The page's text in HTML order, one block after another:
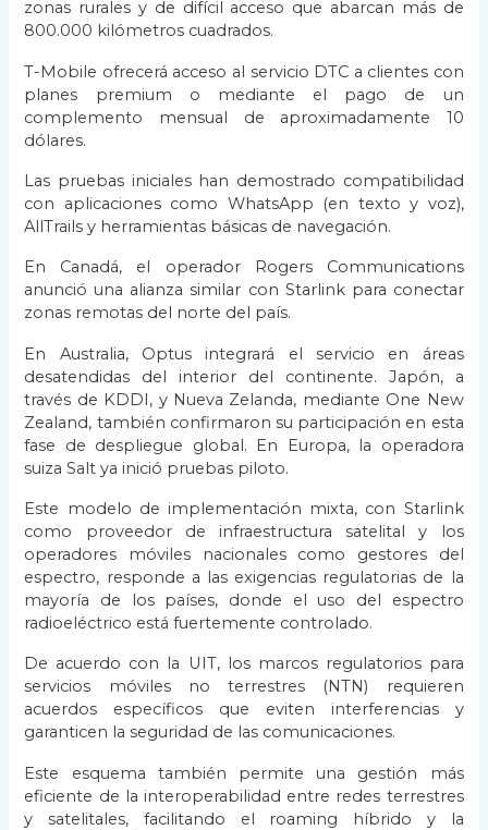
zonas rurales y de difícil acceso que abarcan más de
800.000 kilómetros cuadrados.
T-Mobile ofrecerá acceso al servicio DTC a clientes con
planes premium o mediante el pago de un
complemento mensual de aproximadamente 10
dólares.
Las pruebas iniciales han demostrado compatibilidad
con aplicaciones como WhatsApp (en texto y voz),
AllTrails y herramientas básicas de navegación.
En Canadá, el operador Rogers Communications
anunció una alianza similar con Starlink para conectar
zonas remotas del norte del país.
En Australia, Optus integrará el servicio en áreas
desatendidas del interior del continente. Japón, a
través de KDDI, y Nueva Zelanda, mediante One New
Zealand, también confirmaron su participación en esta
fase de despliegue global. En Europa, la operadora
suiza Salt ya inició pruebas piloto.
Este modelo de implementación mixta, con Starlink
como proveedor de infraestructura satelital y los
operadores móviles nacionales como gestores del
espectro, responde a las exigencias regulatorias de la
mayoría de los países, donde el uso del espectro
radioeléctrico está fuertemente controlado.
De acuerdo con la UIT, los marcos regulatorios para
servicios móviles no terrestres (NTN) requieren
acuerdos específicos que eviten interferencias y
garanticen la seguridad de las comunicaciones.
Este esquema también permite una gestión más
eficiente de la interoperabilidad entre redes terrestres
y satelitales, facilitando el roaming híbrido y la